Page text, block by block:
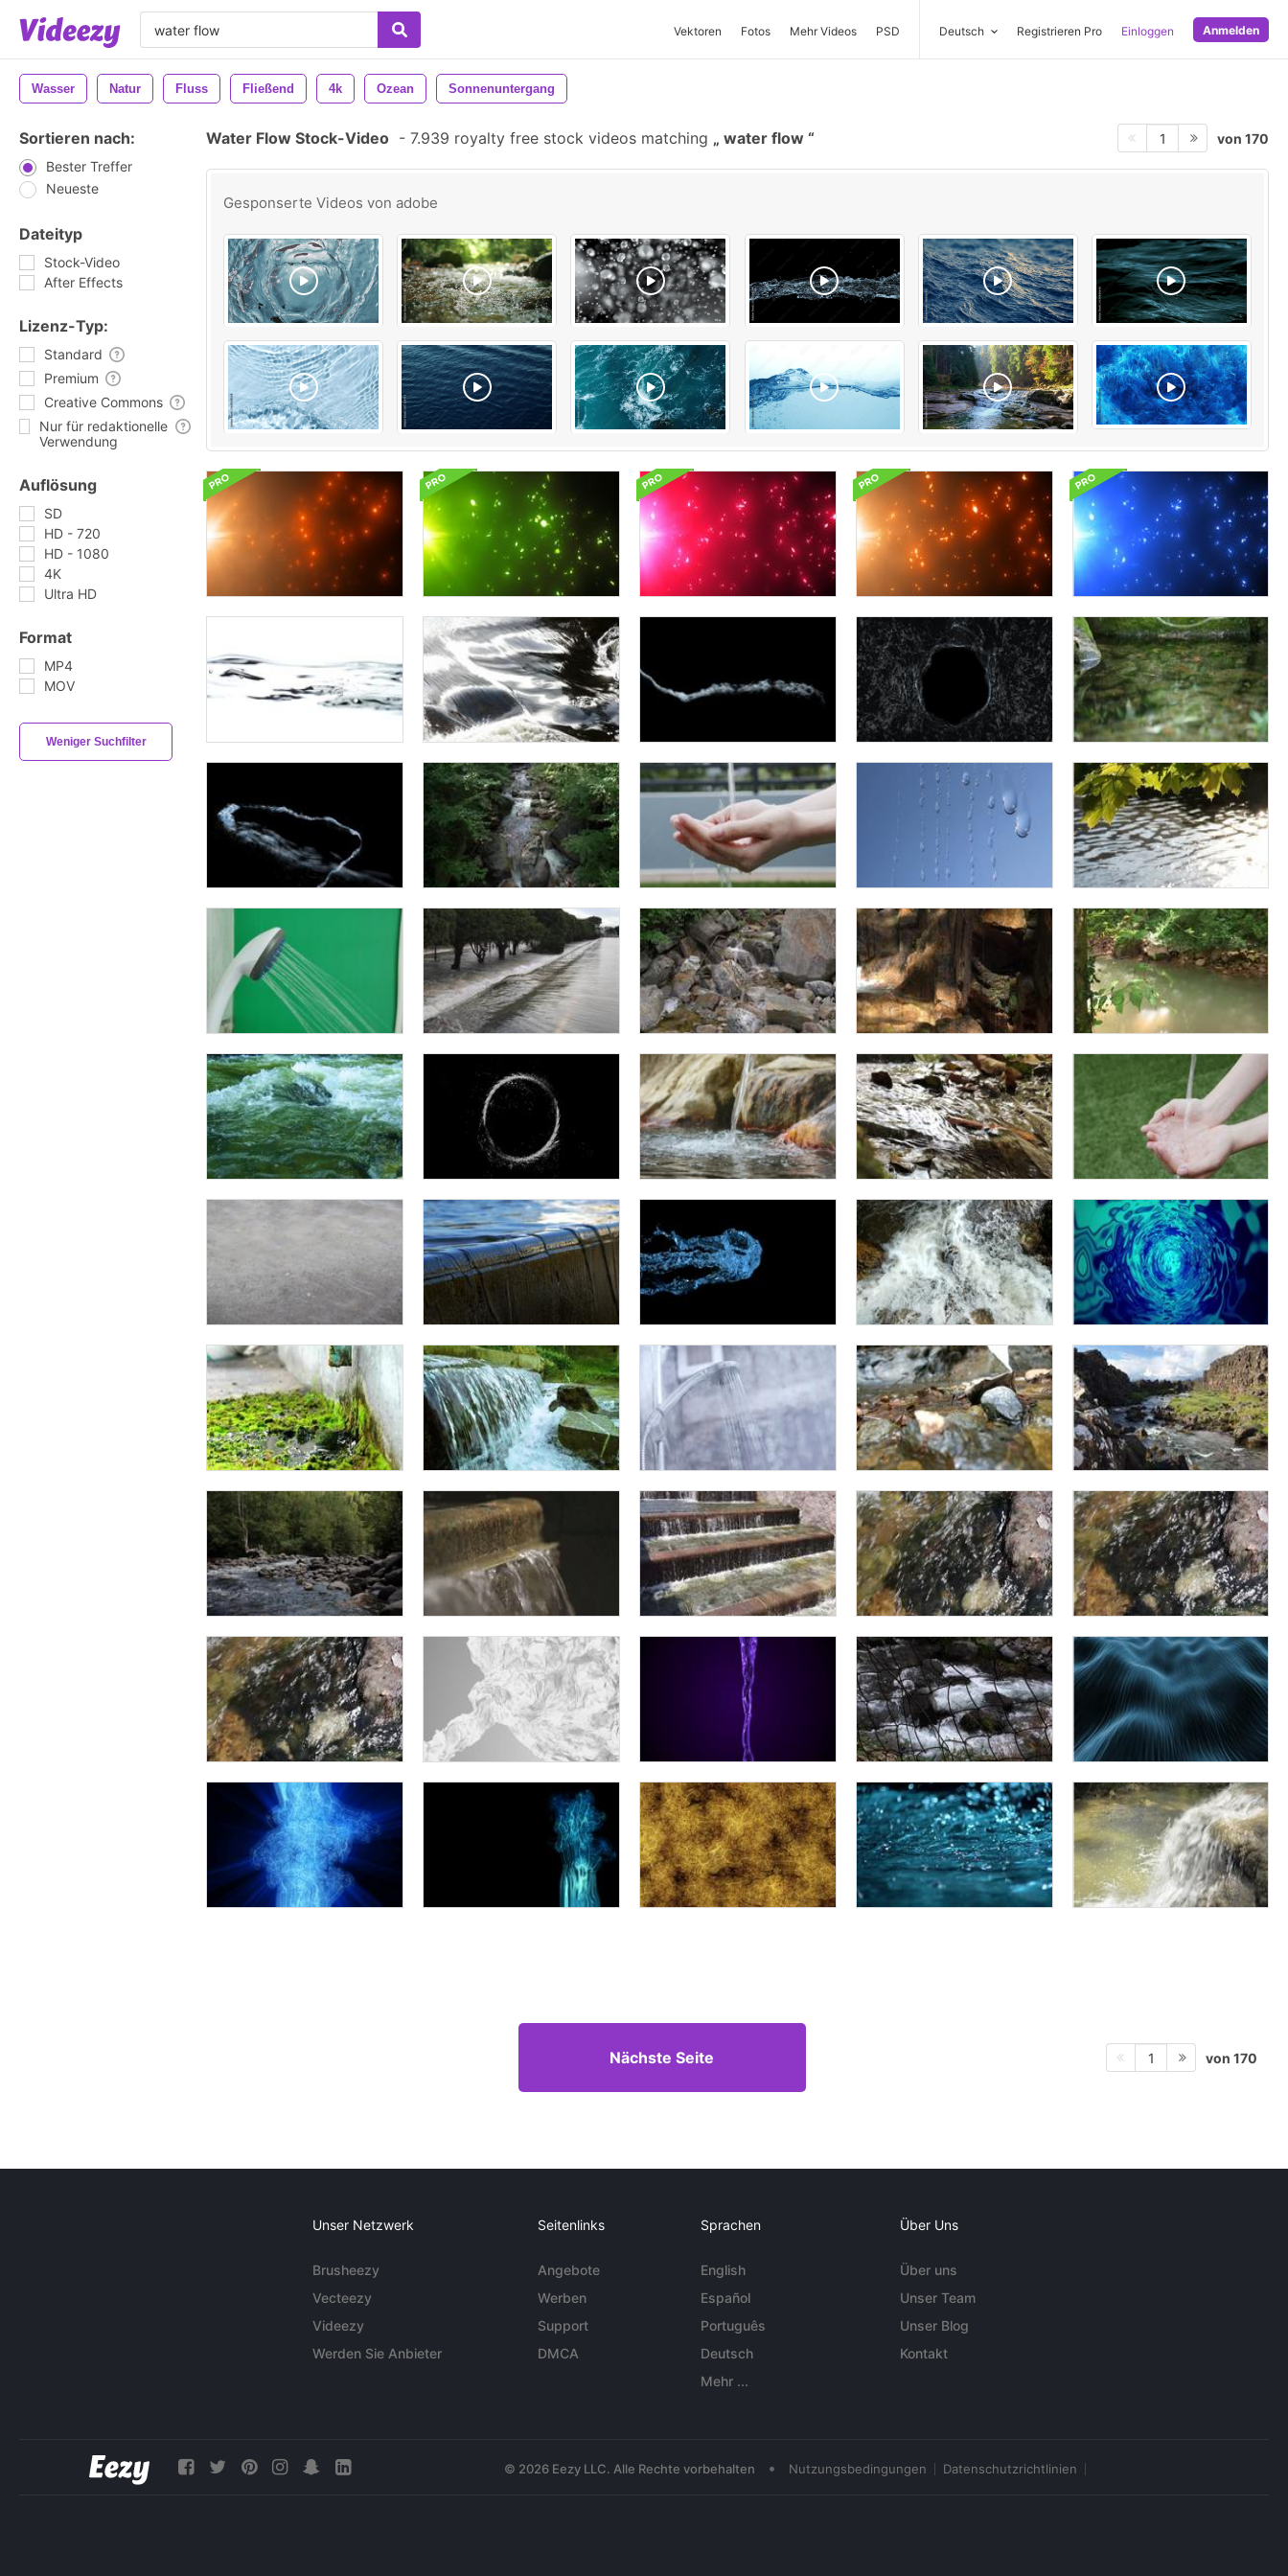
Vektoren Fotos Mehr Videos PSD Deutsch Registrieren Pro Einloggen Anmelden
Wasser Natur Fluss Fließend 4k Ozean Sonnenuntergang
Sortieren nach:
Bester Treffer
Neueste
Dateityp
Stock-Video
After Effects
Lizenz-Typ:
Standard
Premium
Creative Commons
Nur für redaktionelle
Verwendung
Auflösung
SD
HD - 720
HD - 1080
4K
Ultra HD
Format
MP4
MOV
Weniger Suchfilter
Water Flow Stock-Video - 7.939 royalty free stock videos matching water flow 1 von 170
Gesponserte Videos von adobe
Nächste Seite 1 von 170
Unser Netzwerk
Brusheezy
Vecteezy
Videezy
Werden Sie Anbieter
Seitenlinks
Angebote
Werben
Support
DMCA
Sprachen
English
Español
Português
Deutsch
Mehr ...
Über Uns
Über uns
Unser Team
Unser Blog
Kontakt
© 2026 Eezy LLC. Alle Rechte vorbehalten • Nutzungsbedingungen Datenschutzrichtlinien